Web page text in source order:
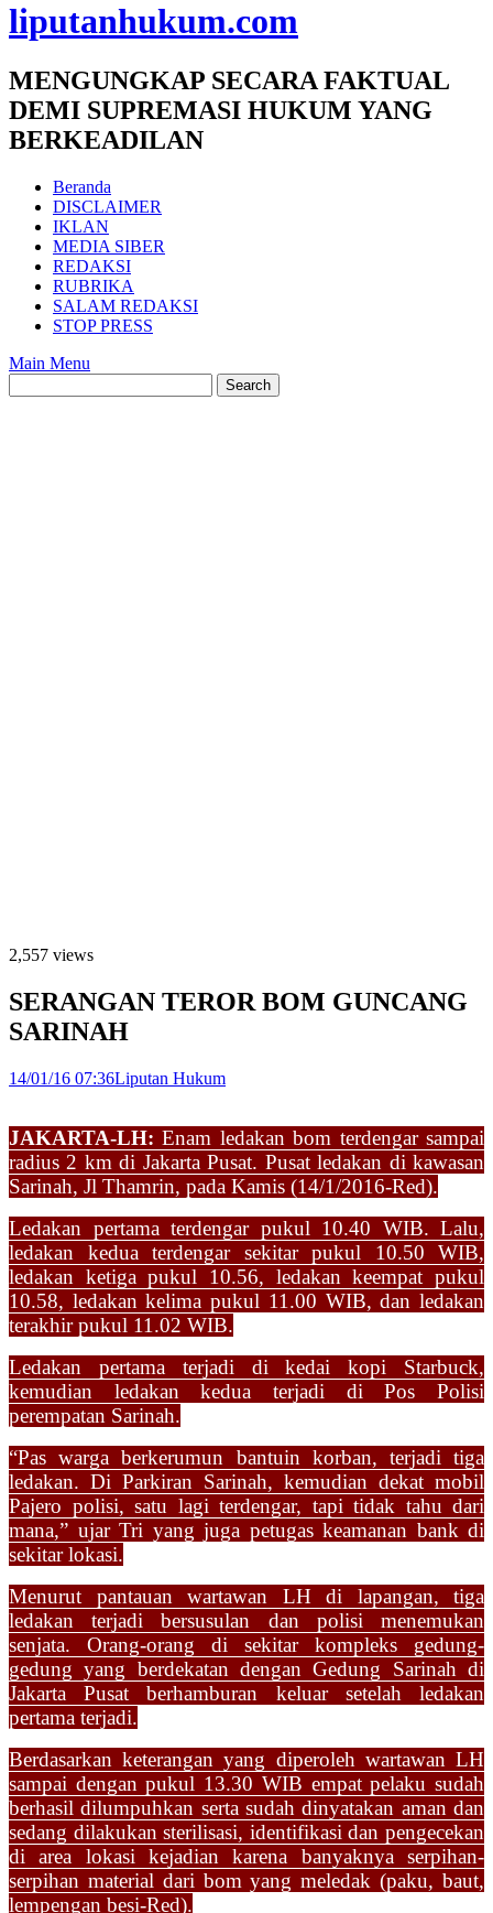
liputanhukum.com
MENGUNGKAP SECARA FAKTUAL
DEMI SUPREMASI HUKUM YANG
BERKEADILAN
Beranda
DISCLAIMER
IKLAN
MEDIA SIBER
REDAKSI
RUBRIKA
SALAM REDAKSI
STOP PRESS
Main Menu
2,557 views
SERANGAN TEROR BOM GUNCANG
SARINAH
14/01/16 07:36Liputan Hukum
JAKARTA-LH: Enam ledakan bom terdengar sampai
radius 2 km di Jakarta Pusat. Pusat ledakan di kawasan
Sarinah, Jl Thamrin, pada Kamis (14/1/2016-Red).
Ledakan pertama terdengar pukul 10.40 WIB. Lalu,
ledakan kedua terdengar sekitar pukul 10.50 WIB,
ledakan ketiga pukul 10.56, ledakan keempat pukul
10.58, ledakan kelima pukul 11.00 WIB, dan ledakan
terakhir pukul 11.02 WIB.
Ledakan pertama terjadi di kedai kopi Starbuck,
kemudian ledakan kedua terjadi di Pos Polisi
perempatan Sarinah.
“Pas warga berkerumun bantuin korban, terjadi tiga
ledakan. Di Parkiran Sarinah, kemudian dekat mobil
Pajero polisi, satu lagi terdengar, tapi tidak tahu dari
mana,” ujar Tri yang juga petugas keamanan bank di
sekitar lokasi.
Menurut pantauan wartawan LH di lapangan, tiga
ledakan terjadi bersusulan dan polisi menemukan
senjata. Orang-orang di sekitar kompleks gedung-
gedung yang berdekatan dengan Gedung Sarinah di
Jakarta Pusat berhamburan keluar setelah ledakan
pertama terjadi.
Berdasarkan keterangan yang diperoleh wartawan LH
sampai dengan pukul 13.30 WIB empat pelaku sudah
berhasil dilumpuhkan serta sudah dinyatakan aman dan
sedang dilakukan sterilisasi, identifikasi dan pengecekan
di area lokasi kejadian karena banyaknya serpihan-
serpihan material dari bom yang meledak (paku, baut,
lempengan besi-Red).